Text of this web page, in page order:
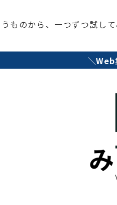
ものから、一つずつ試して
＼Web